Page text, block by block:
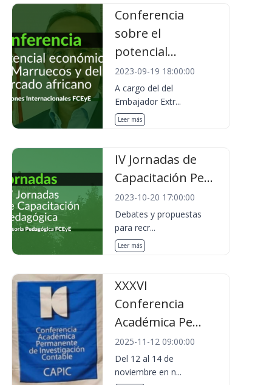
Conferencia
sobre el
potencial...
2023-09-19 18:00:00
A cargo del del
Embajador Extr...
Leer más
IV Jornadas de
Capacitación Pe...
2023-10-20 17:00:00
Debates y propuestas
para recr...
Leer más
XXXVI
Conferencia
Académica Pe...
2025-11-12 09:00:00
Del 12 al 14 de
noviembre en n...